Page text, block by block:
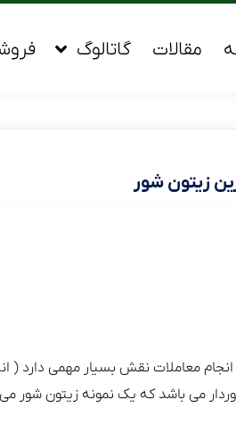
مقالات گاتالوگ
زیتون شور
معاملات نقش بسیار مهمی دارد (
می باشد که یک نمونه زیتون شور